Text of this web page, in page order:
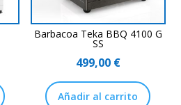
Barbacoa Teka BBQ 4100 G
SS
499,00 €
Añadir al carrito